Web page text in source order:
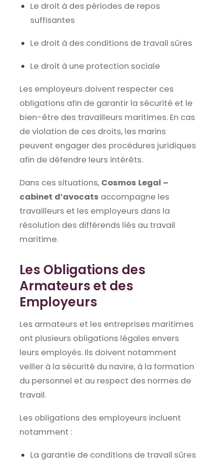
Le droit à des périodes de repos
suffisantes
Le droit à des conditions de travail sûres
Le droit à une protection sociale
Les employeurs doivent respecter ces
obligations afin de garantir la sécurité et le
bien-être des travailleurs maritimes. En cas
de violation de ces droits, les marins
peuvent engager des procédures juridiques
afin de défendre leurs intérêts.
Dans ces situations, Cosmos Legal –
cabinet d’avocats accompagne les
travailleurs et les employeurs dans la
résolution des différends liés au travail
maritime.
Les Obligations des
Armateurs et des
Employeurs
Les armateurs et les entreprises maritimes
ont plusieurs obligations légales envers
leurs employés. Ils doivent notamment
veiller à la sécurité du navire, à la formation
du personnel et au respect des normes de
travail.
Les obligations des employeurs incluent
notamment :
La garantie de conditions de travail sûres